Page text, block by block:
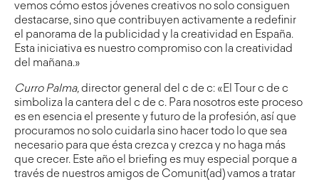
vemos cómo estos jóvenes creativos no solo consiguen
destacarse, sino que contribuyen activamente a redefinir
el panorama de la publicidad y la creatividad en España.
Esta iniciativa es nuestro compromiso con la creatividad
del mañana.»
Curro Palma,director general del c de c: «El Tour c de c
simboliza la cantera del c de c. Para nosotros este proceso
es en esencia el presente y futuro de la profesión, así que
procuramos no solo cuidarla sino hacer todo lo que sea
necesario para que ésta crezca y crezca y no haga más
que crecer. Este año el briefing es muy especial porque a
través de nuestros amigos de Comunit(ad) vamos a tratar